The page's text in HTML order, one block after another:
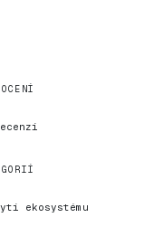
ekosystému